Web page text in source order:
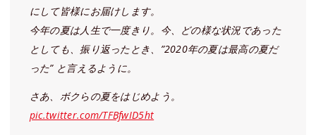
にして皆様にお届けします。
今年の夏は人生で一度きり。今、どの様な状況であった
としても、振り返ったとき、”2020年の夏は最高の夏だ
った” と言えるように。
さあ、ボクらの夏をはじめよう。
pic.twitter.com/TFBfwID5ht